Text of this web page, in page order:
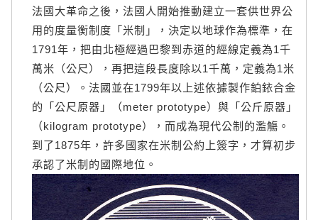
法國大革命之後，法國人開始推動建立一套供世界公
用的度量衡制度「米制」，決定以地球作為標準，在
1791年，把由北極經過巴黎到赤道的經線定義為1千
萬米（公尺），再把這段長度除以1千萬，定義為1米
（公尺）。法國並在1799年以上述依據製作鉑銥合金
的「公尺原器」（meter prototype）與「公斤原器」
（kilogram prototype），而成為現代公制的濫觴。
到了1875年，許多國家在米制公約上簽字，才算初步
承認了米制的國際地位。